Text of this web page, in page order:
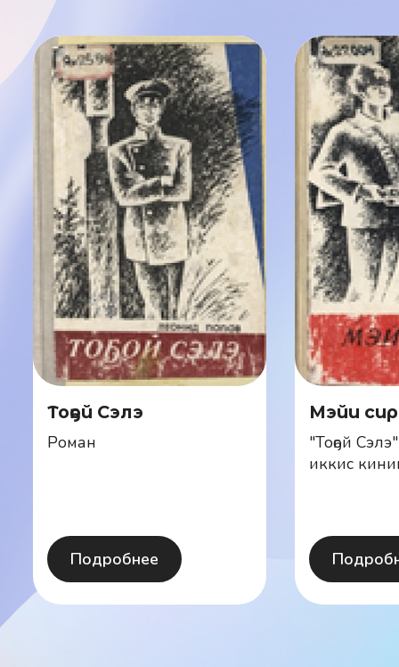
Тоҕой Сэлэ
Роман
Подробнее
Мэйи
"Тоҕой
иккис